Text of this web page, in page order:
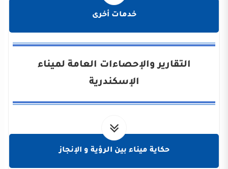
خدمات أخرى
التقارير والإحصاءات العامة لميناء
الإسكندرية
حكاية ميناء بين الرؤية و الإنجاز